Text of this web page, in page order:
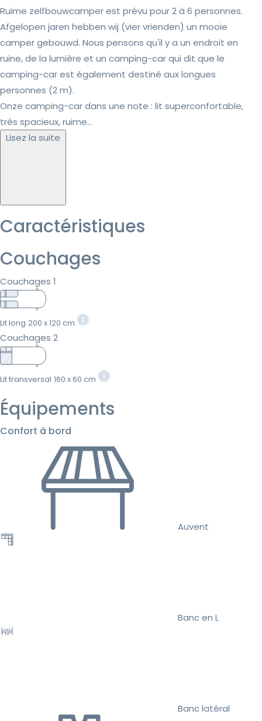
Ruime zelfbouwcamper est prévu pour 2 à 6 personnes.
Afgelopen jaren hebben wij (vier vrienden) un mooie
camper gebouwd. Nous pensons qu'il y a un endroit en
ruine, de la lumière et un camping-car qui dit que le
camping-car est également destiné aux longues
personnes (2 m).
Onze camping-car dans une note : lit superconfortable,
très spacieux, ruime...
Lisez la suite
Caractéristiques
Couchages
Couchages 1
Lit long 200 x 120 cm
Couchages 2
Lit transversal 160 x 60 cm
Équipements
Confort à bord
Auvent
Banc en L
Banc latéral